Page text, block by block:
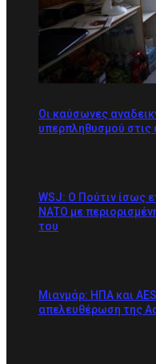
Οι καύσωνες
υπερπληθυσμού
WSJ: Ο Πούτιν ίσως
ΝΑΤΟ με
του
Μιανμάρ: ΗΠΑ και
απελευθέρωση της